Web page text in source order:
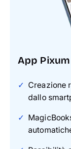
App Pixum
Creazione
dallo